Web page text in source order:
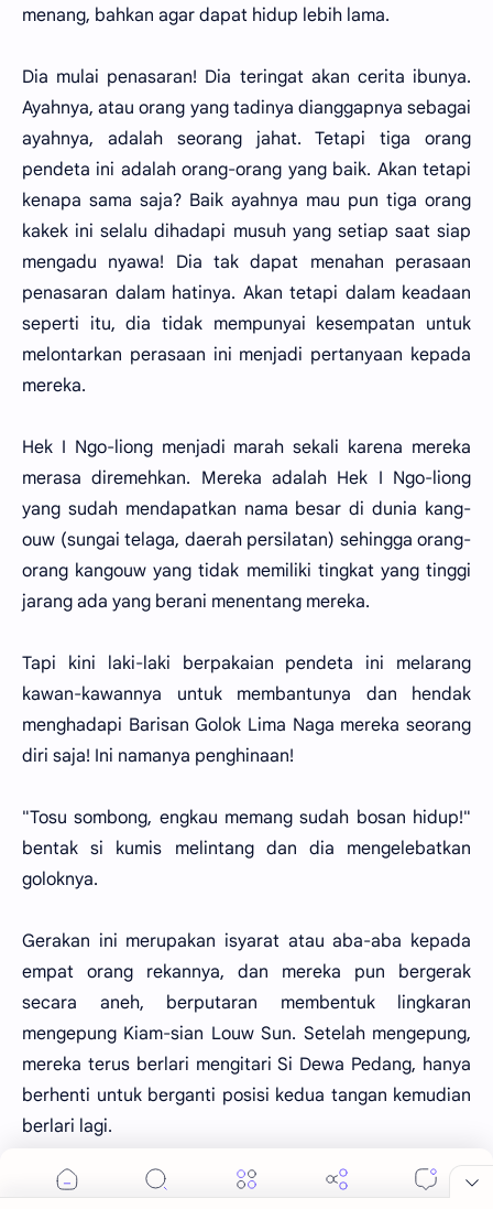
menang, bahkan agar dapat hidup lebih lama.
Dia mulai penasaran! Dia teringat akan cerita ibunya.
Ayahnya, atau orang yang tadinya dianggapnya sebagai
ayahnya, adalah seorang jahat. Tetapi tiga orang
pendeta ini adalah orang-orang yang baik. Akan tetapi
kenapa sama saja? Baik ayahnya mau pun tiga orang
kakek ini selalu dihadapi musuh yang setiap saat siap
mengadu nyawa! Dia tak dapat menahan perasaan
penasaran dalam hatinya. Akan tetapi dalam keadaan
seperti itu, dia tidak mempunyai kesempatan untuk
melontarkan perasaan ini menjadi pertanyaan kepada
mereka.
Hek I Ngo-liong menjadi marah sekali karena mereka
merasa diremehkan. Mereka adalah Hek I Ngo-liong
yang sudah mendapatkan nama besar di dunia kang-
ouw (sungai telaga, daerah persilatan) sehingga orang-
orang kangouw yang tidak memiliki tingkat yang tinggi
jarang ada yang berani menentang mereka.
Tapi kini laki-laki berpakaian pendeta ini melarang
kawan-kawannya untuk membantunya dan hendak
menghadapi Barisan Golok Lima Naga mereka seorang
diri saja! Ini namanya penghinaan!
"Tosu sombong, engkau memang sudah bosan hidup!"
bentak si kumis melintang dan dia mengelebatkan
goloknya.
Gerakan ini merupakan isyarat atau aba-aba kepada
empat orang rekannya, dan mereka pun bergerak
secara aneh, berputaran membentuk lingkaran
mengepung Kiam-sian Louw Sun. Setelah mengepung,
mereka terus berlari mengitari Si Dewa Pedang, hanya
berhenti untuk berganti posisi kedua tangan kemudian
berlari lagi.
Dewa Pedang yang berada di tengah-tengah berdiri